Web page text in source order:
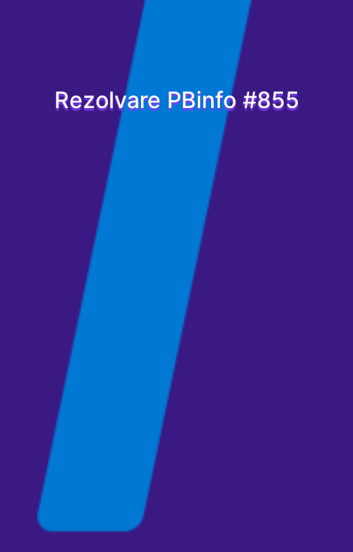
Rezolvare PBinfo #855